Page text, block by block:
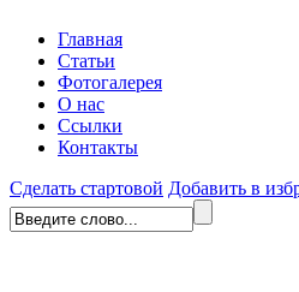
Главная
Статьи
Фотогалерея
О нас
Ссылки
Контакты
Сделать стартовой Добавить в